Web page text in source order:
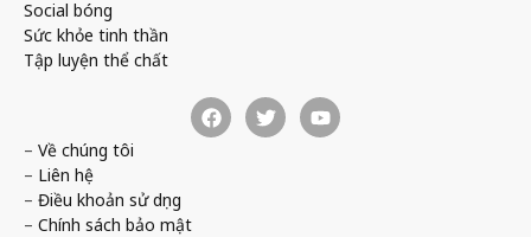
Social bóng
Sức khỏe tinh thần
Tập luyện thể chất
– Về chúng tôi
– Liên hệ
– Điều khoản sử dụng
– Chính sách bảo mật